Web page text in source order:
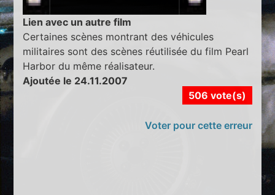
Lien avec un autre film
Certaines scènes montrant des véhicules
militaires sont des scènes réutilisée du film Pearl
Harbor du même réalisateur.
Ajoutée le 24.11.2007
506 vote(s)
Voter pour cette erreur